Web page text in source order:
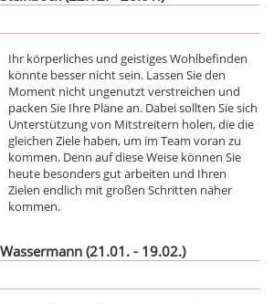
Ihr körperliches und geistiges Wohlbefinden
könnte besser nicht sein. Lassen Sie den
Moment nicht ungenutzt verstreichen und
packen Sie Ihre Pläne an. Dabei sollten Sie sich
Unterstützung von Mitstreitern holen, die die
gleichen Ziele haben, um im Team voran zu
kommen. Denn auf diese Weise können Sie
heute besonders gut arbeiten und Ihren
Zielen endlich mit großen Schritten näher
kommen.
(21.01. - 19.02.)